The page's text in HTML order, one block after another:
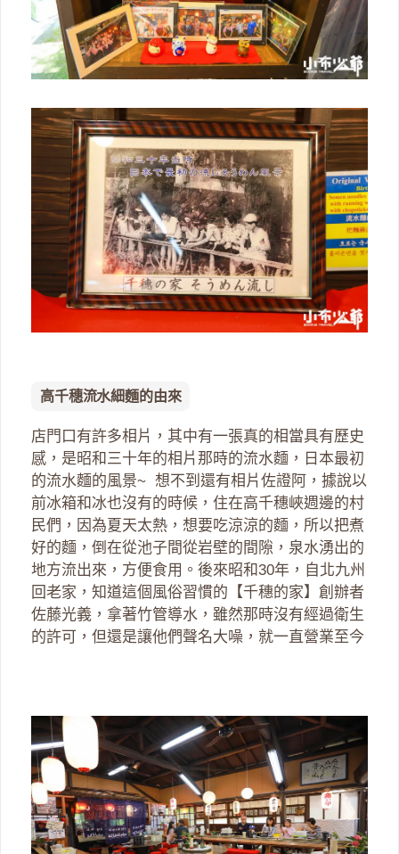
高千穗流水細麵的由來
店門口有許多相片，其中有一張真的相當具有歷史
感，是昭和三十年的相片那時的流水麵，日本最初
的流水麵的風景~ 想不到還有相片佐證阿，據說以
前冰箱和冰也沒有的時候，住在高千穗峽週邊的村
民們，因為夏天太熱，想要吃涼涼的麵，所以把煮
好的麵，倒在從池子間從岩壁的間隙，泉水湧出的
地方流出來，方便食用。後來昭和30年，自北九州
回老家，知道這個風俗習慣的【千穗的家】創辦者
佐藤光義，拿著竹管導水，雖然那時沒有經過衛生
的許可，但還是讓他們聲名大噪，就一直營業至今